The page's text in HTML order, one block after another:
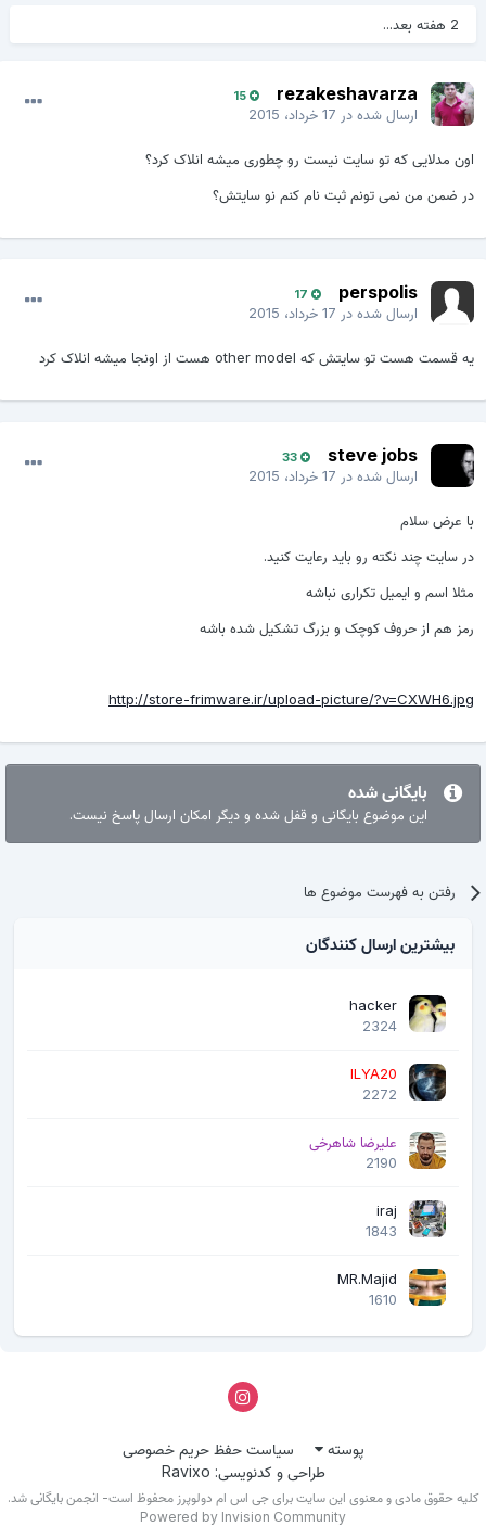
rezakeshavarza
15
ارسال شده در17 خرداد، 2015
اون مدلایی که تو سایت نیست رو چطوری میشه انلاک کرد؟
در ضمن من نمی تونم ثبت نام کنم نو سایتش؟
perspolis
17
ارسال شده در17 خرداد، 2015
یه قسمت هست تو سایتش که other model هست از اونجا میشه انلاک کرد
steve jobs
33
ارسال شده در17 خرداد، 2015
با عرض سلام
در سایت چند نکته رو باید رعایت کنید.
مثلا اسم و ایمیل تکراری نباشه
رمز هم از حروف کوچک و بزرگ تشکیل شده باشه
http://store-frimware.ir/upload-picture/?v=CXWH6.jpg
بایگانی شده
این موضوع بایگانی و قفل شده و دیگر امکان ارسال پاسخ نیست.
رفتن به فهرست موضوع ها
بیشترین ارسال کنندگان
hacker
2324
ILYA20
2272
علیرضا شاهرخی
2190
iraj
1843
MR.Majid
1610
پوسته
سیاست حفظ حریم خصوصی
طراحی و کدنویسی: Ravixo
حقوق مادی و معنوی این سایت برای جی اس ام دولوپرز محفوظ است- انجمن بایگانی شد.
Powered by Invision Community